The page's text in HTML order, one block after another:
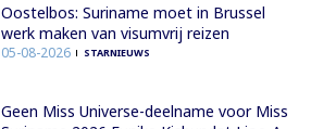
Oostelbos: Suriname moet in Brussel
werk maken van visumvrij reizen
05-08-2026 STARNIEUWS
Geen Miss Universe-deelname voor Miss